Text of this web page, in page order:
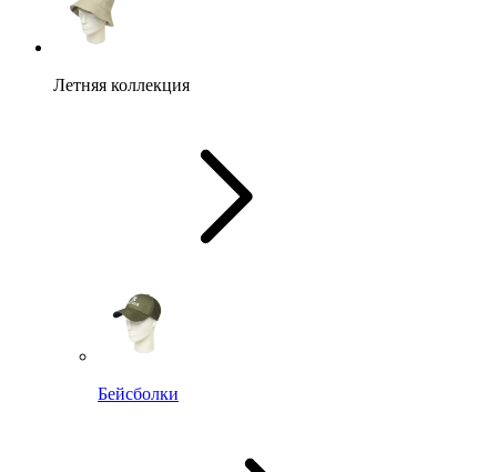
Летняя коллекция
Бейсболки